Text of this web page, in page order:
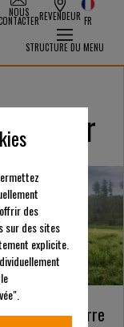
NOUS REVENDEUR FR
STRUCTURE DU MENU
Motor
à barre
des
sur des sites
explicite.